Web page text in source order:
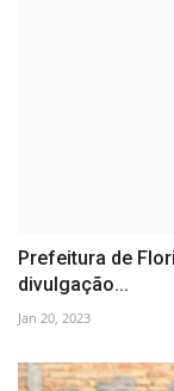
Prefeitura de
divulgação...
Jan 20, 2023